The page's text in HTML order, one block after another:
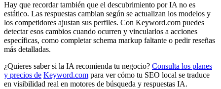
Hay que recordar también que el descubrimiento por IA no es
estático. Las respuestas cambian según se actualizan los modelos y
los competidores ajustan sus perfiles. Con Keyword.com puedes
detectar esos cambios cuando ocurren y vincularlos a acciones
específicas, como completar schema markup faltante o pedir reseñas
más detalladas.
¿Quieres saber si la IA recomienda tu negocio? Consulta los planes
y precios de Keyword.com para ver cómo tu SEO local se traduce
en visibilidad real en motores de búsqueda y respuestas IA.